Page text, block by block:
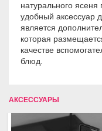
натурального
удобный аксессуар
является
которая
качестве
блюд.
АКСЕССУАРЫ